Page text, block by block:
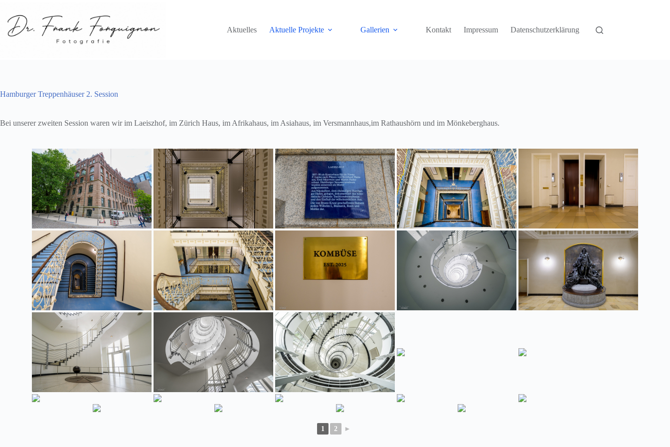
springen
Aktuelles
Aktuelle Projekte Gallerien Kontakt Impressum Datenschutzerklärung
Hamburger Treppenhäuser 2. Session
Bei unserer zweiten Session waren wir im Laeiszhof, im Zürich Haus, im Afrikahaus, im Asiahaus, im Versmannhaus,im Rathaushörn und im Mönkeberghaus.
1 2 ►